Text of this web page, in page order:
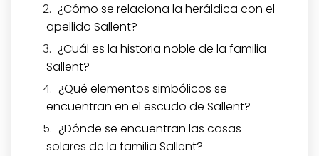
¿Cómo se relaciona la heráldica con el
apellido Sallent?
¿Cuál es la historia noble de la familia
Sallent?
¿Qué elementos simbólicos se
encuentran en el escudo de Sallent?
¿Dónde se encuentran las casas
solares de la familia Sallent?